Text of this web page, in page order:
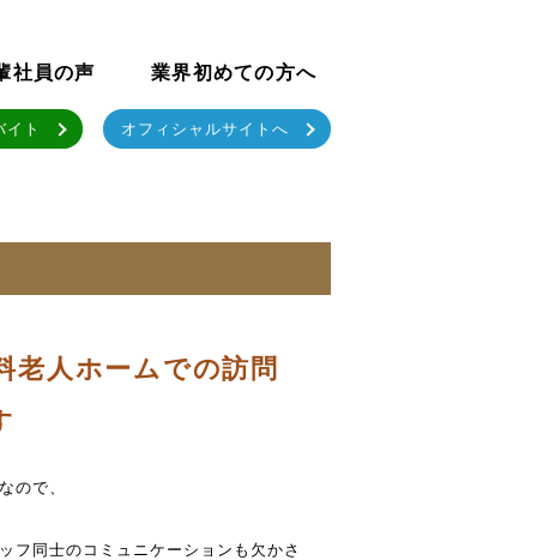
社員の声 業界初めての方へ
イト オフィシャルサイトへ
老人ホームでの訪問
ので、
フ同士のコミュニケーションも欠かさ